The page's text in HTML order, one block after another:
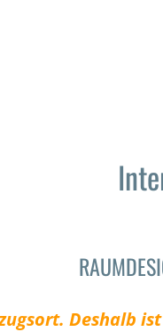
Deshalb